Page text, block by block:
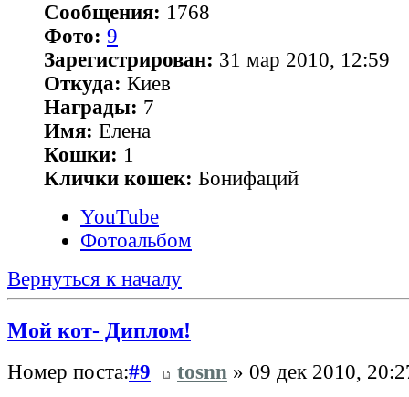
Сообщения: 1768
Фото: 9
Зарегистрирован: 31 мар 2010, 12:59
Откуда: Киев
Награды: 7
Имя: Елена
Кошки: 1
Клички кошек: Бонифаций
YouTube
Фотоальбом
Вернуться к началу
Мой кот- Диплом!
Номер поста:#9 tosnn » 09 дек 2010,